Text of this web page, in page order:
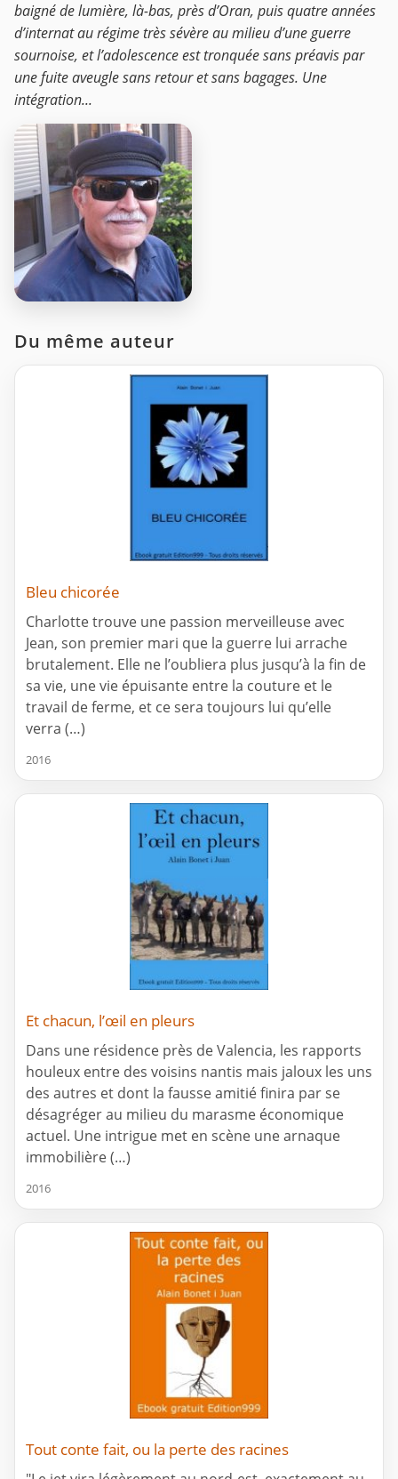
baigné de lumière, là-bas, près d’Oran, puis quatre années
d’internat au régime très sévère au milieu d’une guerre
sournoise, et l’adolescence est tronquée sans préavis par
une fuite aveugle sans retour et sans bagages. Une
intégration...
Du même auteur
Bleu chicorée
Charlotte trouve une passion merveilleuse avec
Jean, son premier mari que la guerre lui arrache
brutalement. Elle ne l’oubliera plus jusqu’à la fin de
sa vie, une vie épuisante entre la couture et le
travail de ferme, et ce sera toujours lui qu’elle
verra (…)
2016
Et chacun, l’œil en pleurs
Dans une résidence près de Valencia, les rapports
houleux entre des voisins nantis mais jaloux les uns
des autres et dont la fausse amitié finira par se
désagréger au milieu du marasme économique
actuel. Une intrigue met en scène une arnaque
immobilière (…)
2016
Tout conte fait, ou la perte des racines